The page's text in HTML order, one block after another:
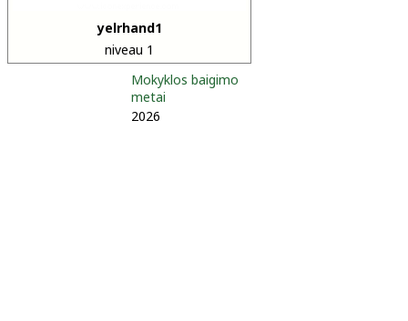
yelrhand1
niveau 1
Mokyklos baigimo
metai
2026